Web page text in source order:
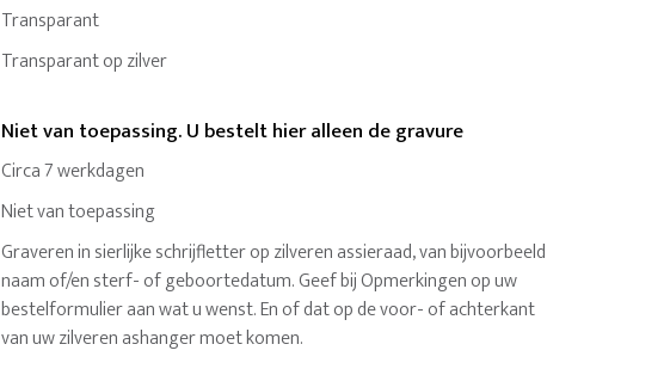
Transparant
Transparant op zilver
Niet van toepassing. U bestelt hier alleen de gravure
Circa 7 werkdagen
Niet van toepassing
Graveren in sierlijke schrijfletter op zilveren assieraad, van bijvoorbeeld
naam of/en sterf- of geboortedatum. Geef bij Opmerkingen op uw
bestelformulier aan wat u wenst. En of dat op de voor- of achterkant
van uw zilveren ashanger moet komen.